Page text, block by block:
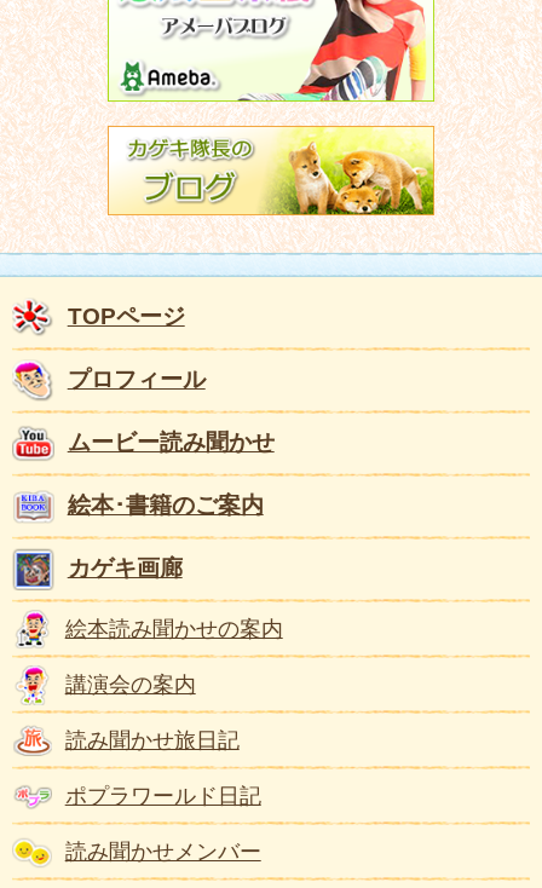
TOPページ
プロフィール
ムービー読み聞かせ
絵本･書籍のご案内
カゲキ画廊
絵本読み聞かせの案内
講演会の案内
読み聞かせ旅日記
ポプラワールド日記
読み聞かせメンバー